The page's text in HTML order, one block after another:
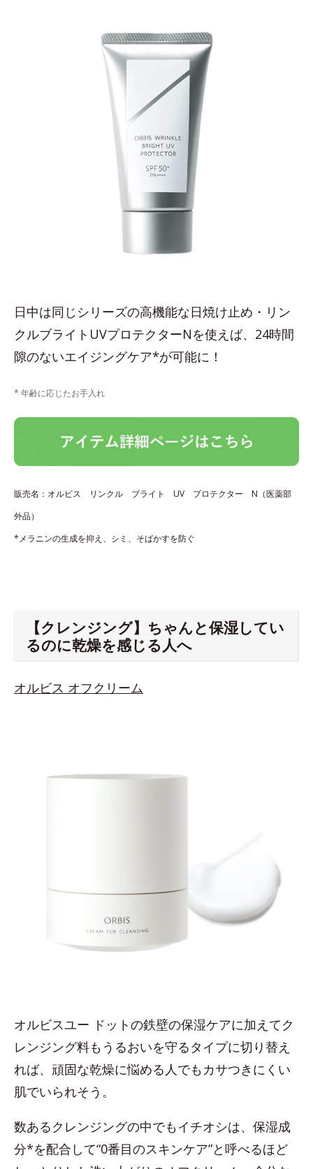
日中は同じシリーズの高機能な日焼け止め・リン
クルブライトUVプロテクターNを使えば、24時間
隙のないエイジングケア*が可能に！
* 年齢に応じたお手入れ
販売名：オルビス リンクル ブライト UV プロテクター N（医薬部
外品）
*メラニンの生成を抑え、シミ、そばかすを防ぐ
【クレンジング】ちゃんと保湿してい
るのに乾燥を感じる人へ
オルビス オフクリーム
オルビスユー ドットの鉄壁の保湿ケアに加えてク
レンジング料もうるおいを守るタイプに切り替え
れば、頑固な乾燥に悩める人でもカサつきにくい
肌でいられそう。
数あるクレンジングの中でもイチオシは、保湿成
分*を配合して“0番目のスキンケア”と呼べるほど